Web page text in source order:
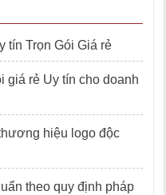
tín Trọn Gói Giá rẻ
giá rẻ Uy tín cho doanh
hiệu logo độc
theo quy định pháp